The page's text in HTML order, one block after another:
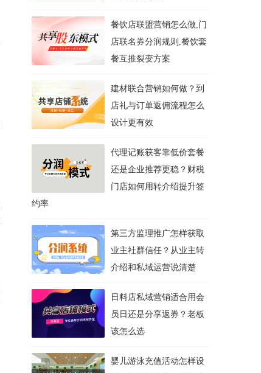
餐饮店联盟营销怎么做,门
店联名券分润规则,餐饮套
餐互推裂变方案
建材联合营销如何做？到
店礼与订单返佣流程怎么
设计更有效
代理记账获客靠低价套餐
还是企业推荐更稳？财税
门店如何用转介绍提升签
约率
第三方监理推广怎样获取
业主社群信任？从业主转
介绍和私域运营说清楚
日料店私域营销适合用会
员日还是分享返券？老板
该怎么选
婴儿游泳充值活动怎样设